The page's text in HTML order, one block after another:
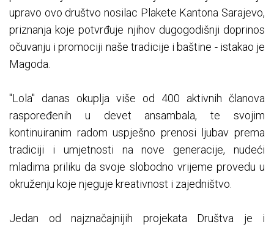
upravo ovo društvo nosilac Plakete Kantona Sarajevo,
priznanja koje potvrđuje njihov dugogodišnji doprinos
očuvanju i promociji naše tradicije i baštine - istakao je
Magoda.
"Lola" danas okuplja više od 400 aktivnih članova
raspoređenih u devet ansambala, te svojim
kontinuiranim radom uspješno prenosi ljubav prema
tradiciji i umjetnosti na nove generacije, nudeći
mladima priliku da svoje slobodno vrijeme provedu u
okruženju koje njeguje kreativnost i zajedništvo.
Jedan od najznačajnijih projekata Društva je i